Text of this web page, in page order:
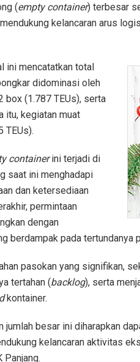
(empty container) terbesar
kelancaran arus
ini mencatatkan total
didominasi oleh
box (1.787 TEUs), serta
itu, kegiatan muat
TEUs).
containerini terjadi di
saat ini menghadapi
dan ketersediaan
permintaan
dengan
berdampak pada tertundanya
pasokan yang signifikan,
tertahan (backlog), serta
kontainer.
jumlah besar ini diharapkan
kelancaran aktivitas
Panjang.